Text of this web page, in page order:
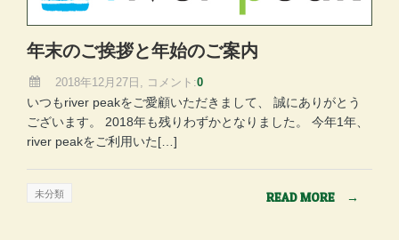
年末のご挨拶と年始のご案内
2018年12月27日, コメント:0
いつもriver peakをご愛顧いただきまして、 誠にありがとう
ございます。 2018年も残りわずかとなりました。 今年1年、
river peakをご利用いた[…]
未分類 READ MORE →